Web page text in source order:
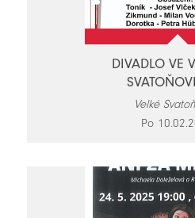
DIVADLO VE
Velké
Po